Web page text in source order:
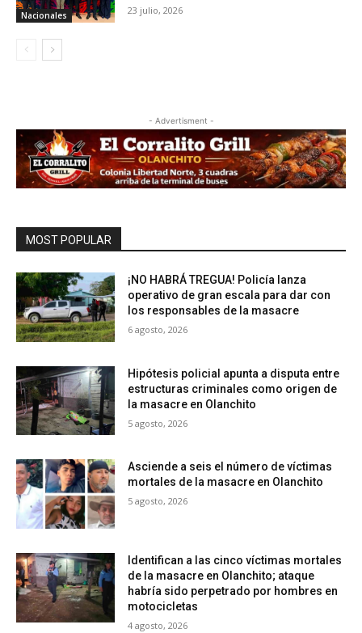
Nacionales 23 julio, 2026
- Advertisment -
MOST POPULAR
¡NO HABRÁ TREGUA! Policía lanza
operativo de gran escala para dar con
los responsables de la masacre
6 agosto, 2026
Hipótesis policial apunta a disputa entre
estructuras criminales como origen de
la masacre en Olanchito
5 agosto, 2026
Asciende a seis el número de víctimas
mortales de la masacre en Olanchito
5 agosto, 2026
Identifican a las cinco víctimas mortales
de la masacre en Olanchito; ataque
habría sido perpetrado por hombres en
motocicletas
4 agosto, 2026